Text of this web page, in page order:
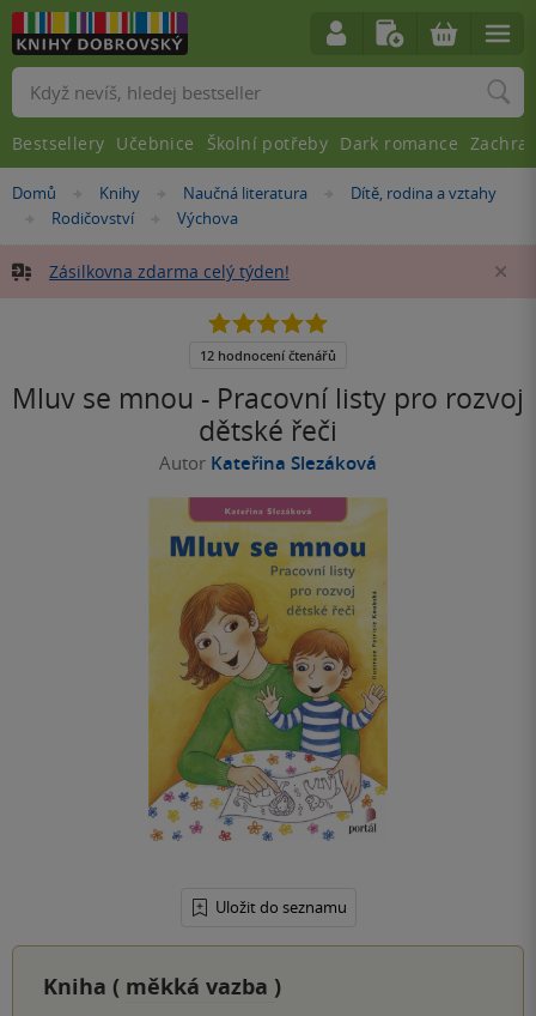
Nacházíte
Domů »Knihy »Naučná literatura »
Dítě, rodina a vztahy
»
Rodičovství »
Výchova
Zásilkovna zdarma celý týden!
Mluv se mnou - Pracovní listy pro rozvoj
dětské řeči
Autor Kateřina Slezáková
Uložit do seznamu
4.9
5
12 hodnocení čtenářů
Kniha ( měkká vazba )
Vyhledávání
Bestsellery Učebnice Školní potřeby Dark romance